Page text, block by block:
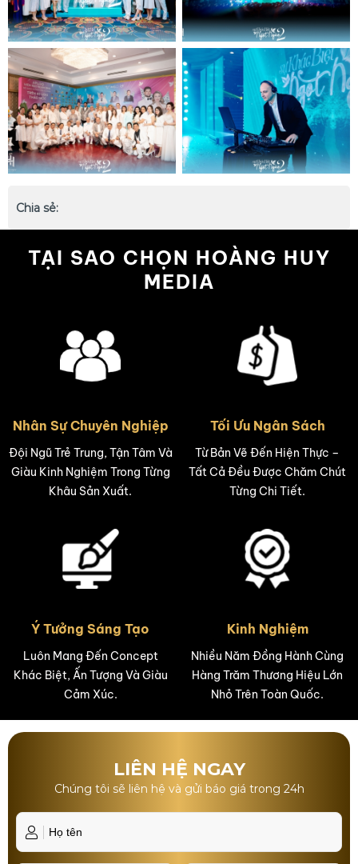
Chia sẻ:
TẠI SAO CHỌN HOÀNG HUY
MEDIA
Nhân Sự Chuyên Nghiệp
Đội Ngũ Trẻ Trung, Tận Tâm Và
Giàu Kinh Nghiệm Trong Từng
Khâu Sản Xuất.
Tối Ưu Ngân Sách
Từ Bản Vẽ Đến Hiện Thực –
Tất Cả Đều Được Chăm Chút
Từng Chi Tiết.
Ý Tưởng Sáng Tạo
Luôn Mang Đến Concept
Khác Biệt, Ấn Tượng Và Giàu
Cảm Xúc.
Kinh Nghiệm
Nhiều Năm Đồng Hành Cùng
Hàng Trăm Thương Hiệu Lớn
Nhỏ Trên Toàn Quốc.
LIÊN HỆ NGAY
Chúng tôi sẽ liên hệ và gửi báo giá trong 24h